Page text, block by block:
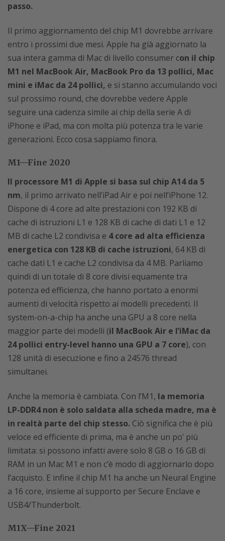
passo.
Il primo aggiornamento del chip M1 dovrebbe arrivare
entro i prossimi due mesi. Apple ha già aggiornato la
sua intera gamma di Mac di livello consumer con il chip
M1 nel MacBook Air, MacBook Pro da 13 pollici, Mac
mini e iMac da 24 pollici, e si stanno accumulando voci
sul prossimo round, che dovrebbe vedere Apple
seguire una cadenza simile ai chip della serie A di
iPhone e iPad, ma con molta più potenza tra le varie
generazioni. Ecco cosa sappiamo finora.
M1—Fine 2020
Il processore M1 di Apple si basa sul chip A14 da 5
nm, il primo arrivato nell’iPad Air e poi nell’iPhone 12.
Dispone di 4 core ad alte prestazioni con 192 KB di
cache di istruzioni L1 e 128 KB di cache di dati L1 e 12
MB di cache L2 condivisa e 4 core ad alta efficienza
energetica con 128 KB di cache istruzioni, 64 KB di
cache dati L1 e cache L2 condivisa da 4 MB. Parliamo
quindi di un totale di 8 core divisi equamente tra
potenza ed efficienza, che hanno portato a enormi
aumenti di velocità rispetto ai modelli precedenti. Il
system-on-a-chip ha anche una GPU a 8 core nella
maggior parte dei modelli (il MacBook Air e l’iMac da
24 pollici entry-level hanno una GPU a 7 core), con
128 unità di esecuzione e fino a 24576 thread
simultanei.
Anche la memoria è cambiata. Con l’M1, la memoria
LP-DDR4 non è solo saldata alla scheda madre, ma è
in realtà parte del chip stesso. Ciò significa che è più
veloce ed efficiente di prima, ma è anche un po’ più
limitata: si possono infatti avere solo 8 GB o 16 GB di
RAM in un Mac M1 e non c’è modo di aggiornarlo dopo
l’acquisto. E infine il chip M1 ha anche un Neural Engine
a 16 core, insieme al supporto per Secure Enclave e
USB4/Thunderbolt.
M1X—Fine 2021